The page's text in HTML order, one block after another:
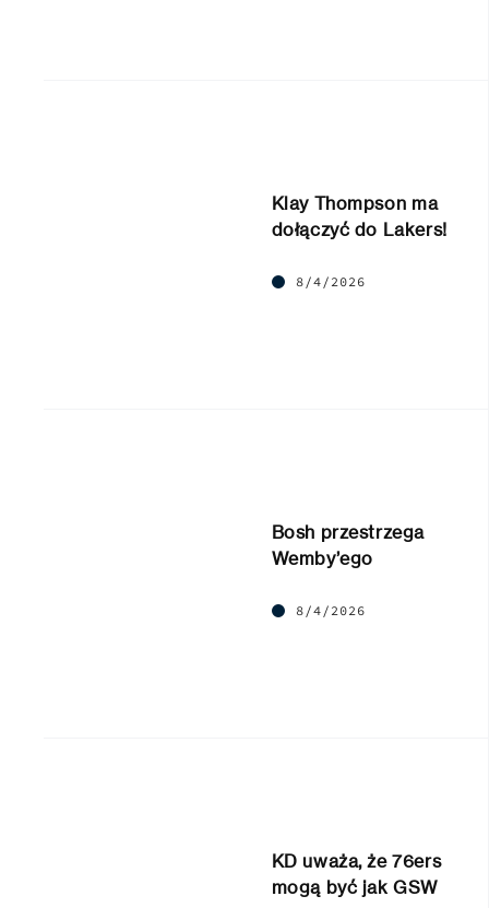
Klay Thompson ma
dołączyć do Lakers!
8/4/2026
Bosh przestrzega
Wemby’ego
8/4/2026
KD uważa, że 76ers
mogą być jak GSW